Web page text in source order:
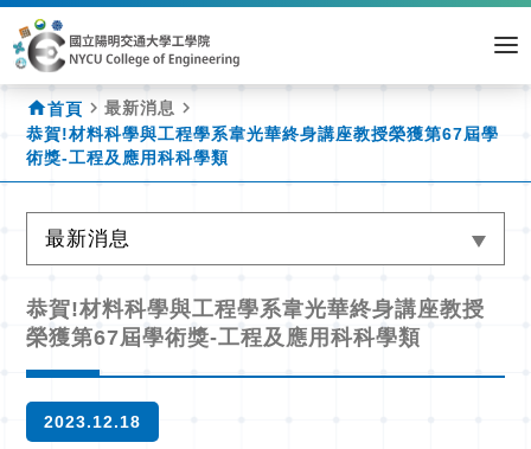
home首頁 navigate_next最新消息 navigate_next
恭賀!材料科學與工程學系韋光華終身講座教授榮獲第67屆學
術獎-工程及應用科科學類
最新消息
恭賀!材料科學與工程學系韋光華終身講座教授
榮獲第67屆學術獎-工程及應用科科學類
2023.12.18